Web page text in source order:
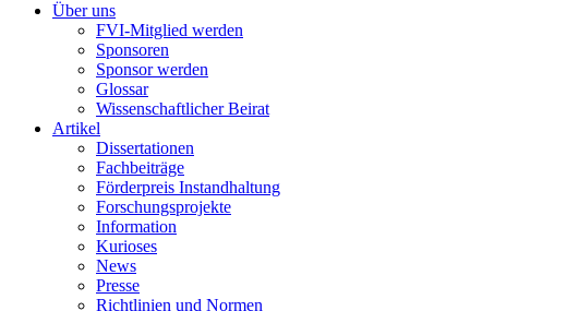
Über uns
FVI-Mitglied werden
Sponsoren
Sponsor werden
Glossar
Wissenschaftlicher Beirat
Artikel
Dissertationen
Fachbeiträge
Förderpreis Instandhaltung
Forschungsprojekte
Information
Kurioses
News
Presse
Richtlinien und Normen